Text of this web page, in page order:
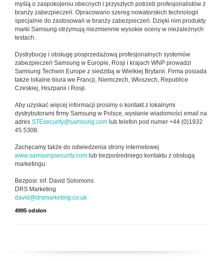
myślą o zaspokojeniu obecnych i przyszłych potrzeb profesjonalistów z
branży zabezpieczeń. Opracowano szereg nowatorskich technologii
specjalnie do zastosowań w branży zabezpieczeń. Dzięki nim produkty
marki Samsung otrzymują niezmiennie wysokie oceny w niezależnych
testach.
Dystrybucję i obsługę posprzedażową profesjonalnych systemów
zabezpieczeń Samsung w Europie, Rosji i krajach WNP prowadzi
Samsung Techwin Europe z siedzibą w Wielkiej Brytanii. Firma posiada
także lokalne biura we Francji, Niemczech, Włoszech, Republice
Czeskiej, Hiszpanii i Rosji.
Aby uzyskać więcej informacji prosimy o kontakt z lokalnymi
dystrybutorami firmy Samsung w Polsce, wysłanie wiadomości email na
adres STEsecurity@samsung.com lub telefon pod numer +44 (0)1932
45 5308.
Zachęcamy także do odwiedzenia strony internetowej
www.samsungsecurity.com lub bezpośredniego kontaktu z obsługą
marketingu:
Bezposr. inf. David Solomons
DRS Marketing
david@drsmarketing.co.uk
4995 odsłon